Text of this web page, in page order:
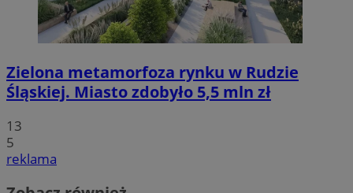
Zielona metamorfoza rynku w Rudzie
Śląskiej. Miasto zdobyło 5,5 mln zł
13
5
reklama